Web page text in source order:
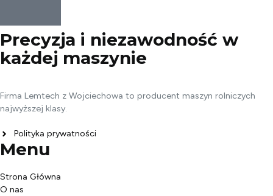
Precyzja i niezawodność w
każdej maszynie
Firma Lemtech z Wojciechowa to producent maszyn rolniczych
najwyższej klasy.
Polityka prywatności
Menu
Strona Główna
O nas